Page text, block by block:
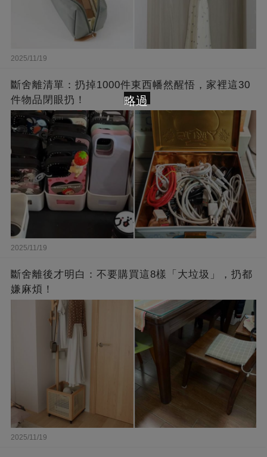
2025/11/19
斷舍離清單：扔掉1000件東西幡然醒悟，家裡這30
件物品閉眼扔！
2025/11/19
斷舍離後才明白：不要購買這8樣「大垃圾」，扔都
嫌麻煩！
2025/11/19
略過